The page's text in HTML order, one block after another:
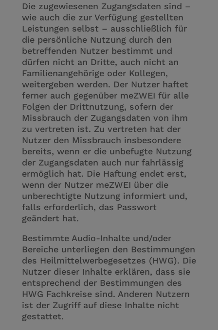
Die zugewiesenen Zugangsdaten sind –
wie auch die zur Verfügung gestellten
Leistungen selbst – ausschließlich für
die persönliche Nutzung durch den
betreffenden Nutzer bestimmt und
dürfen nicht an Dritte, auch nicht an
Familienangehörige oder Kollegen,
weitergeben werden. Der Nutzer haftet
ferner auch gegenüber meZWEI für alle
Folgen der Drittnutzung, sofern der
Missbrauch der Zugangsdaten von ihm
zu vertreten ist. Zu vertreten hat der
Nutzer den Missbrauch insbesondere
bereits, wenn er die unbefugte Nutzung
der Zugangsdaten auch nur fahrlässig
ermöglich hat. Die Haftung endet erst,
wenn der Nutzer meZWEI über die
unberechtigte Nutzung informiert und,
falls erforderlich, das Passwort
geändert hat.
Bestimmte Audio-Inhalte und/oder
Bereiche unterliegen den Bestimmungen
des Heilmittelwerbegesetzes (HWG). Die
Nutzer dieser Inhalte erklären, dass sie
entsprechend der Bestimmungen des
HWG Fachkreise sind. Anderen Nutzern
ist der Zugriff auf diese Inhalte nicht
gestattet.